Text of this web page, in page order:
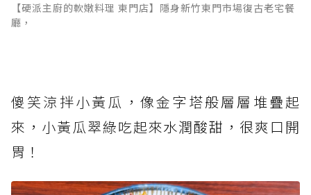
【硬派主廚的軟嫩料理 東門店】隱身新竹東門市場復古老宅餐
廳，
傻笑涼拌小黃瓜，像金字塔般層層堆疊起
來，小黃瓜翠綠吃起來水潤酸甜，很爽口開
胃！